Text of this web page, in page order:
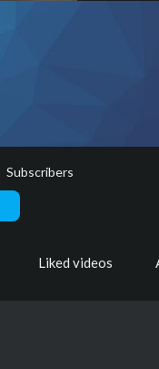
Subscribers
Liked videos